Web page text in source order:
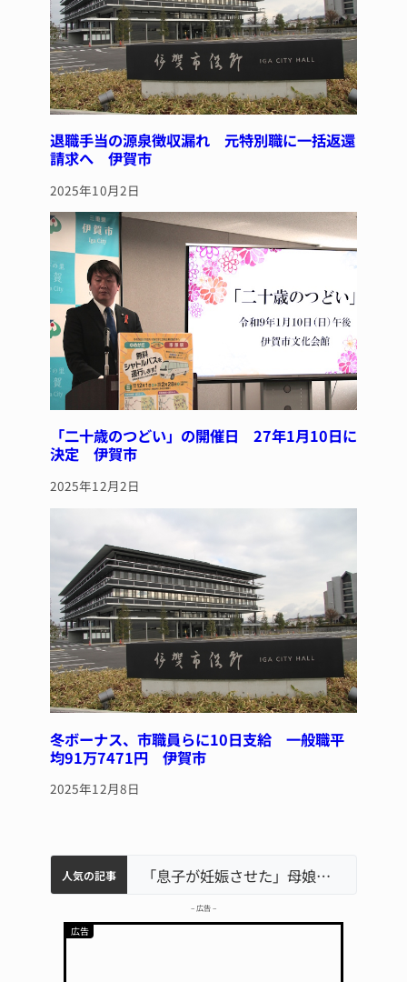
退職手当の源泉徴収漏れ 元特別職に一括返還
請求へ 伊賀市
2025年10月2日
「二十歳のつどい」の開催日 27年1月10日に
決定 伊賀市
2025年12月2日
冬ボーナス、市職員らに10日支給 一般職平
均91万7471円 伊賀市
2025年12月8日
人気の記事
名張市水道料金47％値上げへ 答申案、審議会で大筋まとまる
中学校の陶壁モニュメント 地元建設会社がボランティアで清掃 伊賀名張市立病院のDMAT、熊本地震の被災地へ 能登以来3回目の派遣 「息子が妊娠させた」母娘だまされ400万円詐欺被害 名張
– 広告 –